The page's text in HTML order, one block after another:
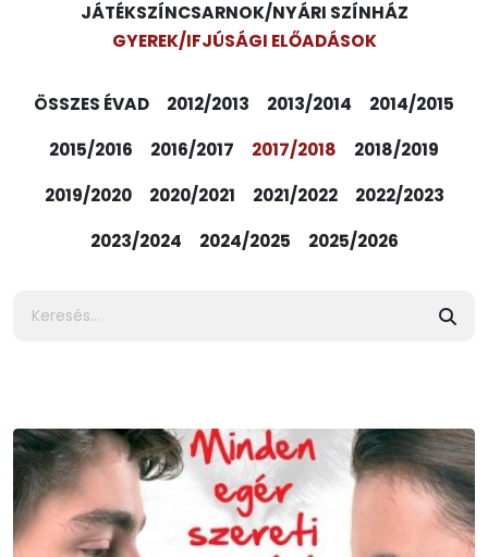
JÁTÉKSZÍNCSARNOK/NYÁRI SZÍNHÁZ
GYEREK/IFJÚSÁGI ELŐADÁSOK
ÖSSZES ÉVAD 2012/2013 2013/2014
2014/2015
2015/2016
2016/2017 2017/2018
2018/2019
2019/2020
2020/2021 2021/2022
2022/2023
2023/2024
2024/2025 2025/2026